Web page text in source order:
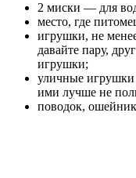
2 миски — для
место, где
игрушки, не
давайте пару,
игрушки;
уличные
ими лучше не
поводок,